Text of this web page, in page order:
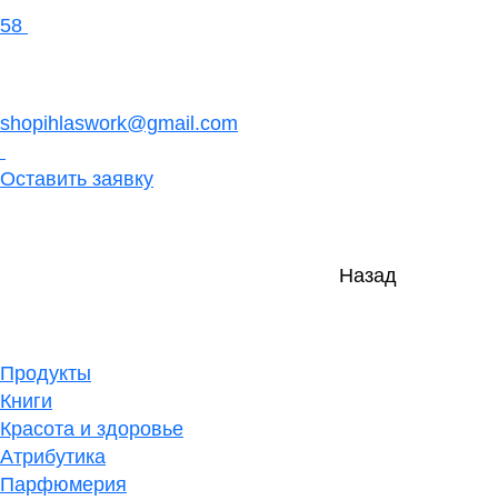
58
shopihlaswork@gmail.com
Оставить заявку
Назад
Продукты
Книги
Красота и здоровье
Атрибутика
Парфюмерия